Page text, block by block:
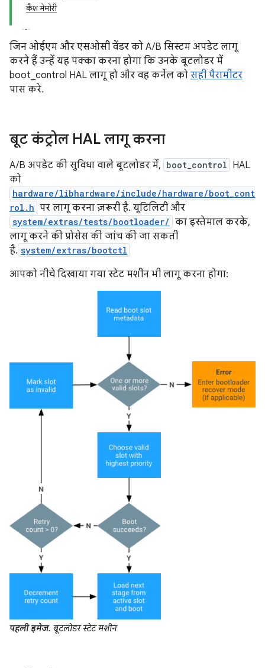
कैश मेमोरी
जिन ओईएम और एसओसी वेंडर को A/B सिस्टम अपडेट लागू
करने हैं उन्हें यह पक्का करना होगा कि उनके बूटलोडर में
boot_control HAL लागू हो और वह कर्नेल को सही पैरामीटर
पास करे.
बूट कंट्रोल HAL लागू करना
A/B अपडेट की सुविधा वाले बूटलोडर में, boot_control HAL
को
hardware/libhardware/include/hardware/boot_cont
rol.h पर लागू करना ज़रूरी है. यूटिलिटी और
system/extras/tests/bootloader/ का इस्तेमाल करके,
लागू करने की प्रोसेस की जांच की जा सकती
है. system/extras/bootctl
आपको नीचे दिखाया गया स्टेट मशीन भी लागू करना होगा:
पहली इमेज. बूटलोडर स्टेट मशीन